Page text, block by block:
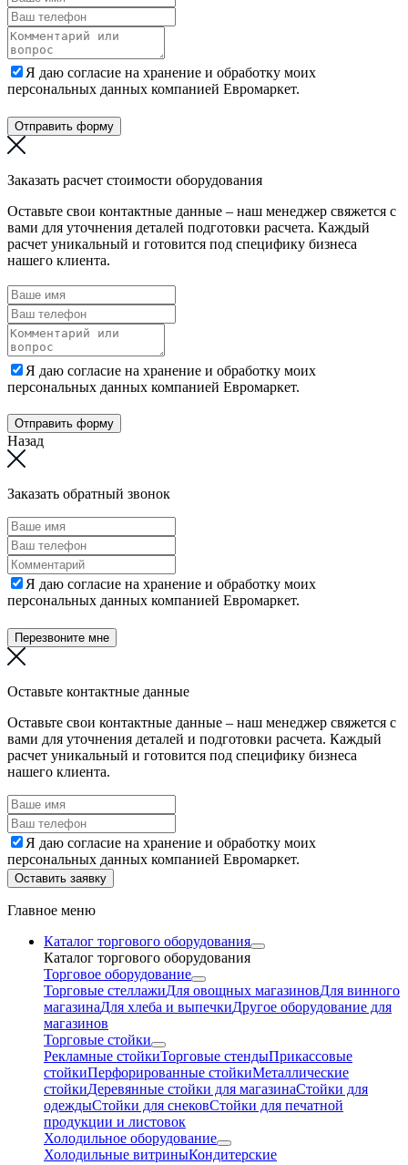
Я даю согласие на хранение и обработку моих
персональных данных компанией Евромаркет.
Отправить форму
Заказать расчет стоимости оборудования
Оставьте свои контактные данные – наш менеджер свяжется с
вами для уточнения деталей подготовки расчета. Каждый
расчет уникальный и готовится под специфику бизнеса
нашего клиента.
Я даю согласие на хранение и обработку моих
персональных данных компанией Евромаркет.
Отправить форму
Назад
Заказать обратный звонок
Я даю согласие на хранение и обработку моих
персональных данных компанией Евромаркет.
Перезвоните мне
Оставьте контактные данные
Оставьте свои контактные данные – наш менеджер свяжется с
вами для уточнения деталей и подготовки расчета. Каждый
расчет уникальный и готовится под специфику бизнеса
нашего клиента.
Я даю согласие на хранение и обработку моих
персональных данных компанией Евромаркет.
Оставить заявку
Главное меню
Каталог торгового оборудования
Каталог торгового оборудования
Торговое оборудование
Торговые стеллажиДля овощных магазиновДля винного
магазинаДля хлеба и выпечкиДругое оборудование для
магазинов
Торговые стойки
Рекламные стойкиТорговые стендыПрикассовые
стойкиПерфорированные стойкиМеталлические
стойкиДеревянные стойки для магазинаСтойки для
одеждыСтойки для снековСтойки для печатной
продукции и листовок
Холодильное оборудование
Холодильные витриныКондитерские